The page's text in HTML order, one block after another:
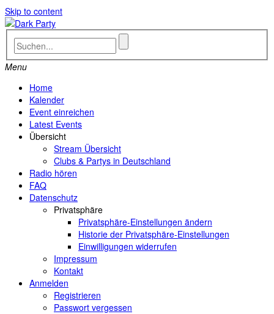
Skip to content
Menu
Home
Kalender
Event einreichen
Latest Events
Übersicht
Stream Übersicht
Clubs & Partys in Deutschland
Radio hören
FAQ
Datenschutz
Privatsphäre
Privatsphäre-Einstellungen ändern
Historie der Privatsphäre-Einstellungen
Einwilligungen widerrufen
Impressum
Kontakt
Anmelden
Registrieren
Passwort vergessen